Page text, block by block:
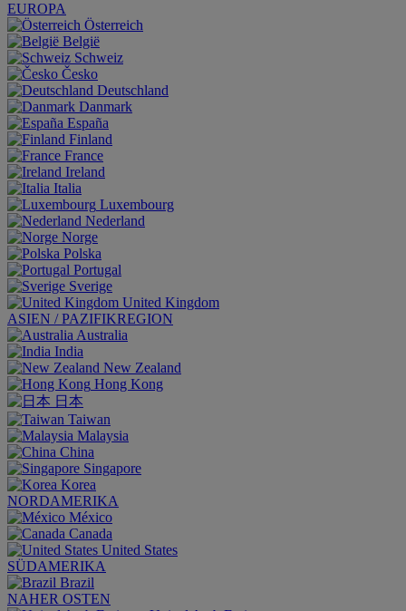
EUROPA
Österreich
België
Schweiz
Česko
Deutschland
Danmark
España
Finland
France
Ireland
Italia
Luxembourg
Nederland
Norge
Polska
Portugal
Sverige
United Kingdom
ASIEN / PAZIFIKREGION
Australia
India
New Zealand
Hong Kong
日本
Taiwan
Malaysia
China
Singapore
Korea
NORDAMERIKA
México
Canada
United States
SÜDAMERIKA
Brazil
NAHER OSTEN